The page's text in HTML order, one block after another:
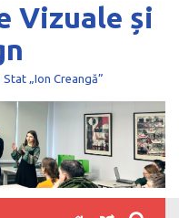
Vizuale și
„Ion Creangă”